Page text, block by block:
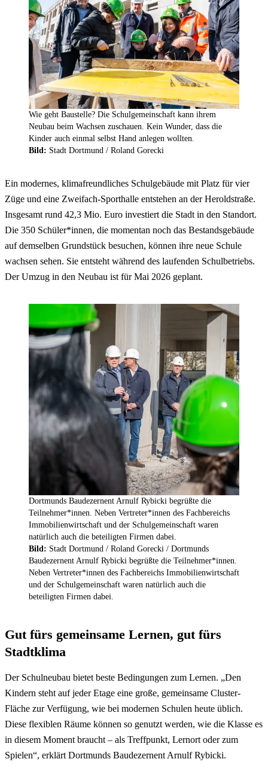
Wie geht Baustelle? Die Schulgemeinschaft kann ihrem
Neubau beim Wachsen zuschauen. Kein Wunder, dass die
Kinder auch einmal selbst Hand anlegen wollten.
Bild: Stadt Dortmund / Roland Gorecki
Ein modernes, klimafreundliches Schulgebäude mit Platz für vier
Züge und eine Zweifach-Sporthalle entstehen an der Heroldstraße.
Insgesamt rund 42,3 Mio. Euro investiert die Stadt in den Standort.
Die 350 Schüler*innen, die momentan noch das Bestandsgebäude
auf demselben Grundstück besuchen, können ihre neue Schule
wachsen sehen. Sie entsteht während des laufenden Schulbetriebs.
Der Umzug in den Neubau ist für Mai 2026 geplant.
Dortmunds Baudezernent Arnulf Rybicki begrüßte die
Teilnehmer*innen. Neben Vertreter*innen des Fachbereichs
Immobilienwirtschaft und der Schulgemeinschaft waren
natürlich auch die beteiligten Firmen dabei.
Bild: Stadt Dortmund / Roland Gorecki / Dortmunds
Baudezernent Arnulf Rybicki begrüßte die Teilnehmer*innen.
Neben Vertreter*innen des Fachbereichs Immobilienwirtschaft
und der Schulgemeinschaft waren natürlich auch die
beteiligten Firmen dabei.
Gut fürs gemeinsame Lernen, gut fürs
Stadtklima
Der Schulneubau bietet beste Bedingungen zum Lernen. „Den
Kindern steht auf jeder Etage eine große, gemeinsame Cluster-
Fläche zur Verfügung, wie bei modernen Schulen heute üblich.
Diese flexiblen Räume können so genutzt werden, wie die Klasse es
in diesem Moment braucht – als Treffpunkt, Lernort oder zum
Spielen“, erklärt Dortmunds Baudezernent Arnulf Rybicki.